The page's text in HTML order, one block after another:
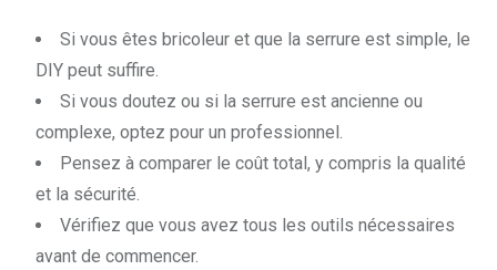
Si vous êtes bricoleur et que la serrure est simple, le
DIY peut suffire.
Si vous doutez ou si la serrure est ancienne ou
complexe, optez pour un professionnel.
Pensez à comparer le coût total, y compris la qualité
et la sécurité.
Vérifiez que vous avez tous les outils nécessaires
avant de commencer.